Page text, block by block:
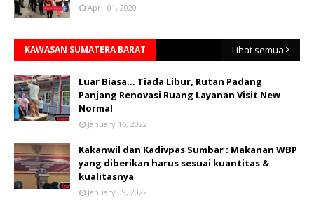
April 01, 2020
KAWASAN SUMATERA BARAT Lihat semua
Luar Biasa... Tiada Libur, Rutan Padang
Panjang Renovasi Ruang Layanan Visit New
Normal
January 16, 2022
Kakanwil dan Kadivpas Sumbar : Makanan WBP
yang diberikan harus sesuai kuantitas &
kualitasnya
January 09, 2022